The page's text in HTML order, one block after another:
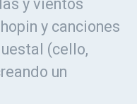
y vientos
y canciones
(cello,
un